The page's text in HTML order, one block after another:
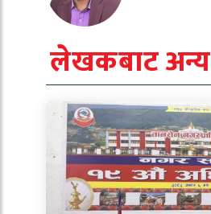
लेखकबाट अन्य